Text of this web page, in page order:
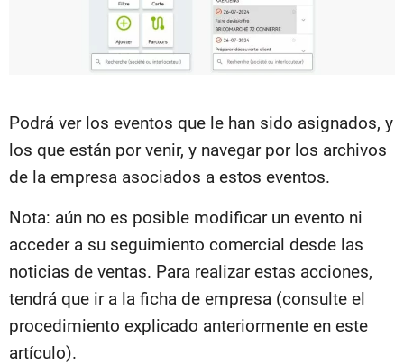
Podrá ver los eventos que le han sido asignados, y
los que están por venir, y navegar por los archivos
de la empresa asociados a estos eventos.
Nota: aún no es posible modificar un evento ni
acceder a su seguimiento comercial desde las
noticias de ventas. Para realizar estas acciones,
tendrá que ir a la ficha de empresa (consulte el
procedimiento explicado anteriormente en este
artículo).